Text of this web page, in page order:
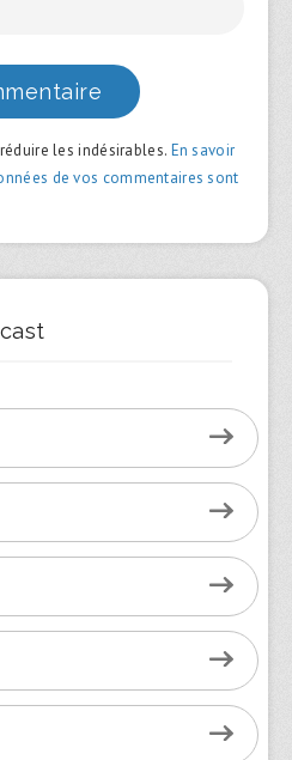
les indésirables. En savoir
de vos commentaires sont